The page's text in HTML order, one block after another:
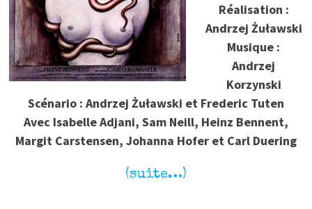
Réalisation :
Andrzej Żuławski
Musique :
Andrzej
Korzynski
Scénario : Andrzej Żuławski et Frederic Tuten
Avec Isabelle Adjani, Sam Neill, Heinz Bennent,
Margit Carstensen, Johanna Hofer et Carl Duering
(suite…)